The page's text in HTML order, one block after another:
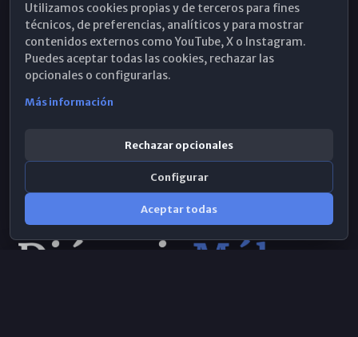
Hemeroteca
WhatsApp
Utilizamos cookies propias y de terceros para fines
técnicos, de preferencias, analíticos y para mostrar
contenidos externos como YouTube, X o Instagram.
Puedes aceptar todas las cookies, rechazar las
opcionales o configurarlas.
Más información
Rechazar opcionales
Configurar
Aceptar todas